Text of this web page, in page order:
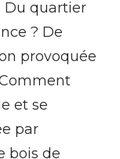
Du quartier
? De
provoquée
et se
par
bois de